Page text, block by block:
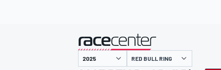
gepresenteerd door
RED BULL RING